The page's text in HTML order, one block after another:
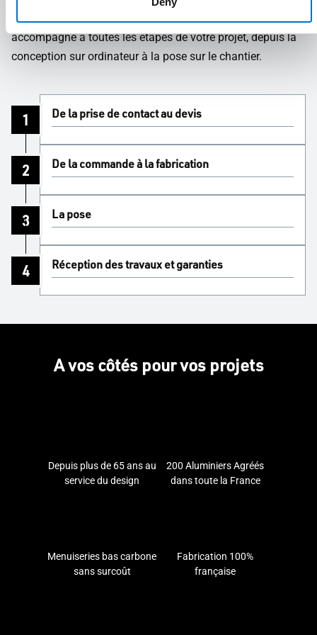
Leur personnel compétent, formé et spécialisé, vous
accompagne à toutes les étapes de votre projet, depuis la
conception sur ordinateur à la pose sur le chantier.
1 De la prise de contact au devis
2 De la commande à la fabrication
3 La pose
4 Réception des travaux et garanties
A vos côtés pour vos projets
Depuis plus de 65 ans au
service du design
200 Aluminiers Agréés
dans toute la France
Menuiseries bas carbone
sans surcoût
Fabrication 100%
française